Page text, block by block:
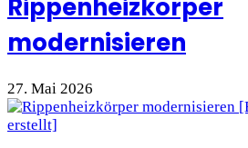
Rippenheizkörper
modernisieren
27. Mai 2026